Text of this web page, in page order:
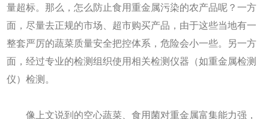
量超标。那么，怎么防止食用重金属污染的农产品呢？一方
面，尽量去正规的市场、超市购买产品，由于这些当地有一
整套严厉的蔬菜质量安全把控体系，危险会小一些。另一方
面，经过专业的检测组织使用相关检测仪器（如重金属检测
仪）检测。
像上文说到的空心蔬菜、食用菌对重金属富集能力强，